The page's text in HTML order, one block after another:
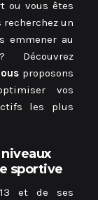
ou vous êtes
recherchez un
emmener au
proposons
vos
les plus
sportive
et de ses